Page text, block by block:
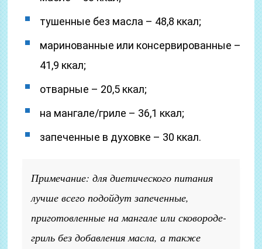
тушенные без масла – 48,8 ккал;
маринованные или консервированные –
41,9 ккал;
отварные – 20,5 ккал;
на мангале/гриле – 36,1 ккал;
запеченные в духовке – 30 ккал.
Примечание: для диетического питания
лучше всего подойдут запеченные,
приготовленные на мангале или сковороде-
гриль без добавления масла, а также